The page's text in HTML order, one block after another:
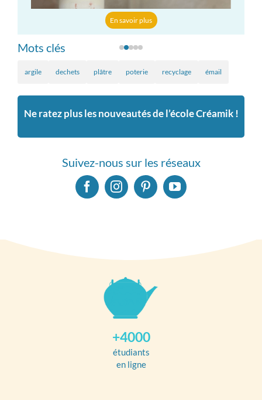
En savoir plus
Mots clés
argile dechets plâtre poterie recyclage émail
Ne ratez plus les nouveautés de l’école Créamik !
Suivez-nous sur les réseaux
+4000
étudiants
en ligne